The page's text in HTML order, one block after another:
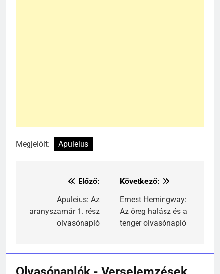
Megjelölt: Apuleius
Bejegyzés
navigáció
Előző:
Apuleius: Az
aranyszamár 1. rész
olvasónapló
Következő:
Ernest Hemingway:
Az öreg halász és a
tenger olvasónapló
Olvasónaplók - Verselemzések
Ki találta fel a gőzgépet?
TÖRTÉNELEM ÉRDEKESSÉGEK